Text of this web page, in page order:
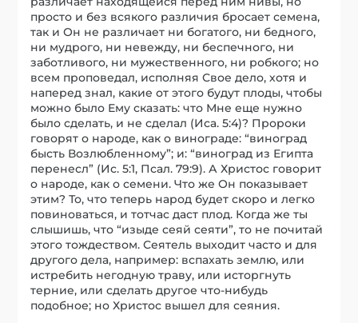
просто и без всякого различия бросает семена,
так и Он не различает ни богатого, ни бедного,
ни мудрого, ни невежду, ни беспечного, ни
заботливого, ни мужественного, ни робкого; но
всем проповедал, исполняя Свое дело, хотя и
наперед знал, какие от этого будут плоды, чтобы
можно было Ему сказать: что Мне еще нужно
было сделать, и не сделал (Иса. 5:4)? Пророки
говорят о народе, как о винограде: “виноград
бысть Возлюбленному”; и: “виноград из Египта
перенесл” (Ис. 5:1, Псал. 79:9). А Христос говорит
о народе, как о семени. Что же Он показывает
этим? То, что теперь народ будет скоро и легко
повиноваться, и тотчас даст плод. Когда же ты
слышишь, что “изыде сеяй сеяти”, то не почитай
этого тождеством. Сеятель выходит часто и для
другого дела, например: вспахать землю, или
истребить негодную траву, или исторгнуть
терние, или сделать другое что-нибудь
подобное; но Христос вышел для сеяния.